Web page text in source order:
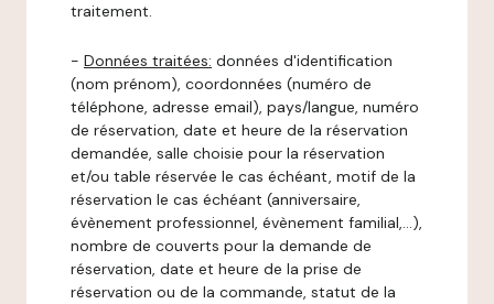
traitement.
- Données traitées: données d'identification
(nom prénom), coordonnées (numéro de
téléphone, adresse email), pays/langue, numéro
de réservation, date et heure de la réservation
demandée, salle choisie pour la réservation
et/ou table réservée le cas échéant, motif de la
réservation le cas échéant (anniversaire,
évènement professionnel, évènement familial,…),
nombre de couverts pour la demande de
réservation, date et heure de la prise de
réservation ou de la commande, statut de la